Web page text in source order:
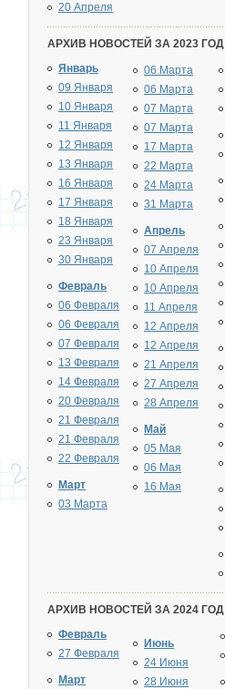
20 Апреля
АРХИВ НОВОСТЕЙ ЗА 2023 ГОД
Январь
09 Января
10 Января
11 Января
12 Января
13 Января
16 Января
17 Января
18 Января
23 Января
30 Января
Февраль
06 Февраля
06 Февраля
07 Февраля
13 Февраля
14 Февраля
20 Февраля
21 Февраля
21 Февраля
22 Февраля
Март
03 Марта
06 Марта
06 Марта
07 Марта
07 Марта
17 Марта
22 Марта
24 Марта
31 Марта
Апрель
07 Апреля
10 Апреля
10 Апреля
11 Апреля
12 Апреля
12 Апреля
21 Апреля
27 Апреля
28 Апреля
Май
05 Мая
06 Мая
16 Мая
АРХИВ НОВОСТЕЙ ЗА 2024 ГОД
Февраль
27 Февраля
Март
Июнь
24 Июня
28 Июня